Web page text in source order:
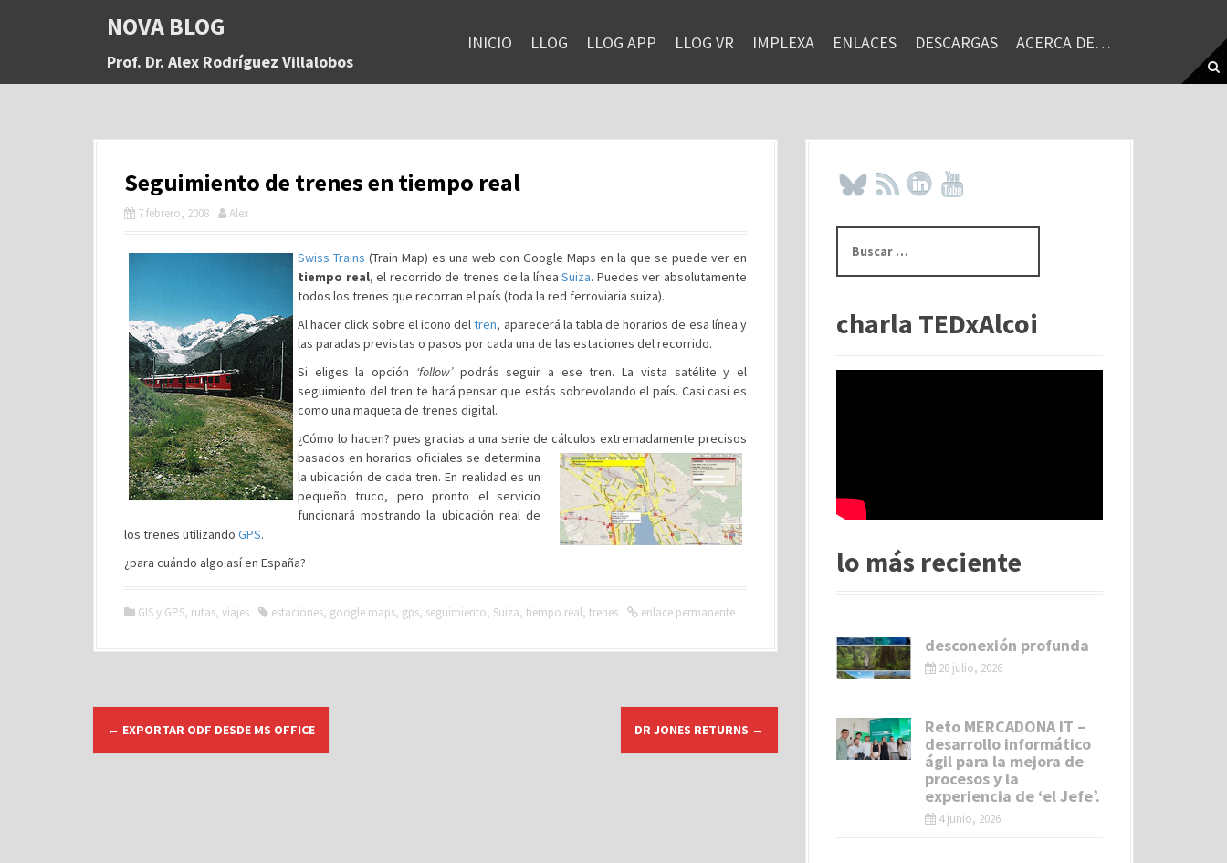
a
NOVA BLOG
Prof. Dr. Alex Rodríguez Villalobos
INICIO LLOG LLOG APP LLOG VR IMPLEXA ENLACES DESCARGAS ACERCA DE…
Seguimiento de trenes en tiempo real
7 febrero, 2008 Alex
Swiss Trains (Train Map) es una web con Google Maps en la que se puede ver en
tiempo real, el recorrido de trenes de la líneaSuiza. Puedes ver absolutamente
todos los trenes que recorran el país (toda la red ferroviaria suiza).
Al hacer click sobre el icono deltren, aparecerá la tabla de horarios de esa línea y
las paradas previstas o pasos por cada una de las estaciones del recorrido.
Si eliges la opción ‘follow’podrás seguir a ese tren. La vista satélite y el
seguimiento del tren te hará pensar que estás sobrevolando el país. Casi casi es
como una maqueta de trenes digital.
¿Cómo lo hacen? pues gracias a una serie de cálculos extremadamente precisos
basados en horarios oficiales se determina
la ubicación de cada tren. En realidad es un
pequeño truco, pero pronto el servicio
funcionará mostrando la ubicación real de
los trenes utilizando GPS.
¿para cuándo algo así en España?
GIS y GPS, rutas, viajes estaciones, google maps, gps, seguimiento, Suiza, tiempo real, trenes enlace permanente
← EXPORTAR ODF DESDE MS OFFICE DR JONES RETURNS →
s
rcharla TEDxAlcoi
lo más reciente
desconexión profunda
28 julio, 2026
Reto MERCADONA IT –
desarrollo informático
ágil para la mejora de
procesos y la
experiencia de ‘el Jefe’.
4 junio, 2026